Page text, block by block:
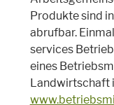
Produkte sind
abrufbar.
services
eines
Landwirtschaft